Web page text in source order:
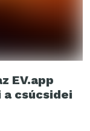
EV.app
csúcsidei